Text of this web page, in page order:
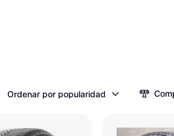
Ordenar por popularidad